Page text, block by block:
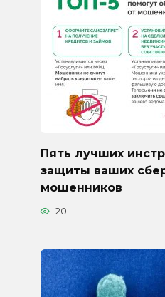
Пять лучших
защиты ваших
мошенников
20